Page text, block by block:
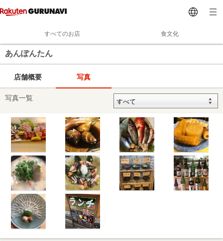
すべてのお店 食文化
あんぽんたん
店舗概要 写真
写真一覧